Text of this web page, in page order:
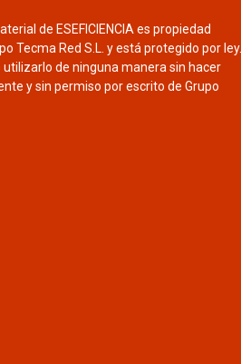
de ESEFICIENCIA es propiedad
Tecma Red S.L. y está protegido por ley.
de ninguna manera sin hacer
y sin permiso por escrito de Grupo